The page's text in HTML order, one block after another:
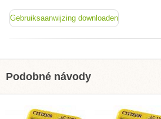
Gebruiksaanwijzing downloaden
Podobné návody